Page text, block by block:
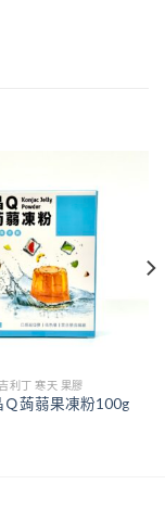
吉利丁 寒天 果膠
Ｑ蒟蒻果凍粉100g